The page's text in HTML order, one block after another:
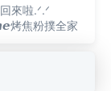
來啦.ᐟ‪‪.ᐟ
烤焦粉撲全家